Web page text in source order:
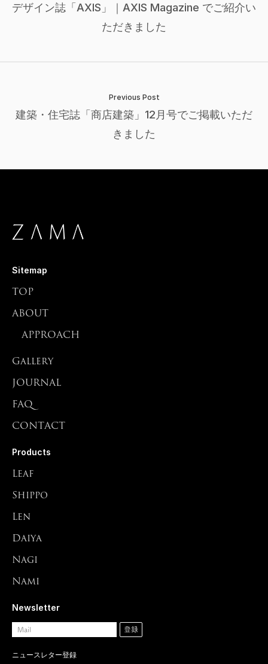
デザイン誌「AXIS」｜AXIS Magazine でご紹介い
ただきました
Previous Post
建築・住宅誌「商店建築」12月号でご掲載いただ
きました
Sitemap
TOP
ABOUT
APPROACH
Gallery
JOURNAL
FAQ
CONTACT
Products
Leaf
Shippo
Len
Daiya
Nagi
Nami
Newsletter
ニュースレター登録